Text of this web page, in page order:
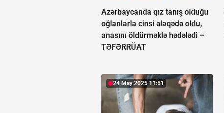
Azərbaycanda qız tanış olduğu
oğlanlarla cinsi əlaqədə oldu,
anasını öldürməklə hədələdi –
TƏFƏRRÜAT
24 May 2025 11:51